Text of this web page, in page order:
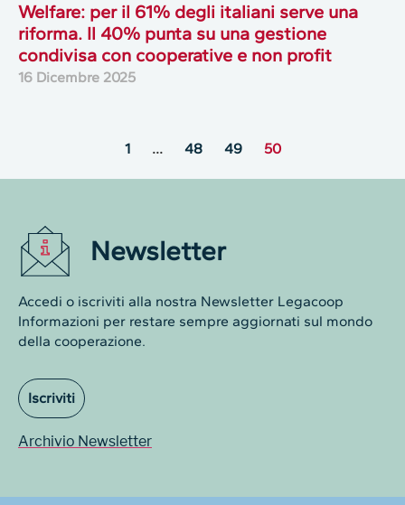
Welfare: per il 61% degli italiani serve una
riforma. Il 40% punta su una gestione
condivisa con cooperative e non profit
16 Dicembre 2025
1 … 48 49 50
Newsletter
Accedi o iscriviti alla nostra Newsletter Legacoop
Informazioni per restare sempre aggiornati sul mondo
della cooperazione.
Iscriviti
Archivio Newsletter